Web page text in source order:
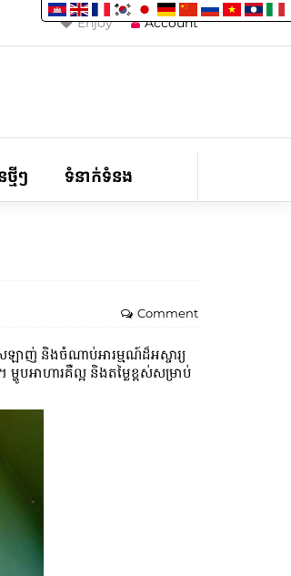
Account
Enjoy
មីៗ ទំនាក់ទំនង
Comment
ឡាញ់ និងចំណាប់អារម្មណ៍ដ៏អស្ចារ្យ
ប​អាហារ​គឺ​ល្អ និង​តម្លៃ​ខ្ពស់​សម្រាប់​